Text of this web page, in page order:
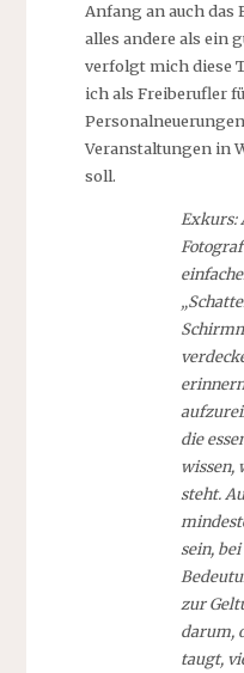
Anfang an auch das
alles andere als ein
verfolgt mich diese
ich als Freiberufler
Veranstaltungen in
soll.
Exkurs:
die
wissen,
steht.
sein,
zur
darum,
taugt,